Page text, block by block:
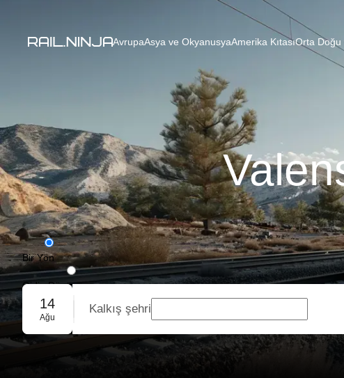
AvrupaAsya ve OkyanusyaAmerika KıtasıOrta Doğu
Bir Yön
Gidiş-Dönüş
Grup Rezervasyonu
14
Ağu
Kalkış şehri